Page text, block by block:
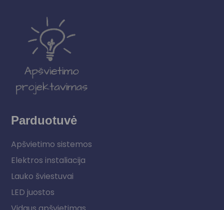
Parduotuvė
Apšvietimo sistemos
Elektros instaliacija
Lauko šviestuvai
LED juostos